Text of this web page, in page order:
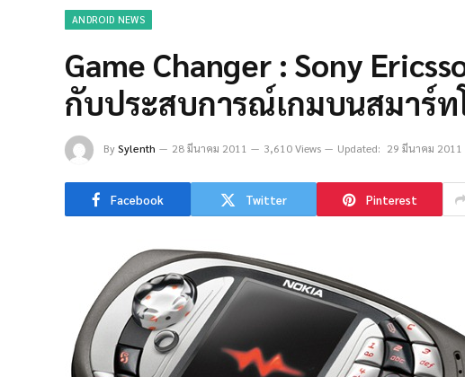
ANDROID NEWS
Game Changer : Sony
กับประสบการณ์เกมบนสมาร์
BySylenth 28 มีนาคม 2011 3,610 Views Updated: 29 มีนาคม 2011
Facebook Twitter Pinterest